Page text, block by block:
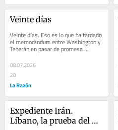
Veinte días
Veinte días. Eso es lo que ha tardado
el memorándum entre Washington y
Teherán en pasar de promesa
histórica a ejercicio de ficción
diplomática....
08.07.2026
20
La Razón
Expediente Irán.
Líbano, la prueba del